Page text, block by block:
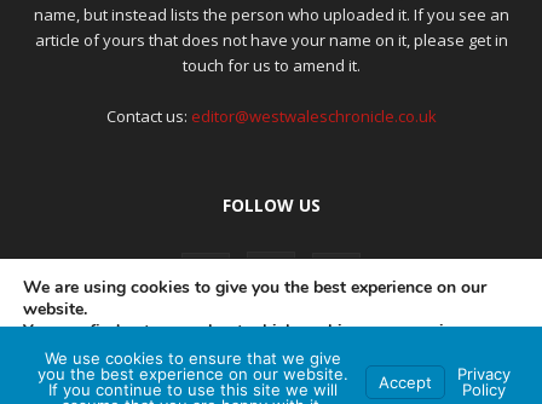
name, but instead lists the person who uploaded it. If you see an
article of yours that does not have your name on it, please get in
touch for us to amend it.
Contact us: editor@westwaleschronicle.co.uk
FOLLOW US
PRIVACY POLICY COMPLAINTS POLICY AI POLICY
We are using cookies to give you the best experience on our
website.
You can find out more about which cookies we are using or
switch them off insettings.
Accept
We use cookies to ensure that we give
you the best experience on our website.
If you continue to use this site we will
Accept
Privacy
Policy